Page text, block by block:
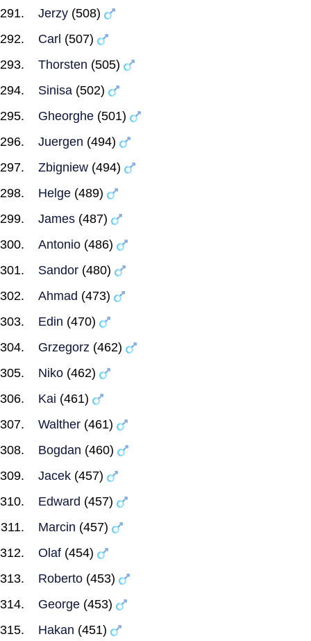
Jerzy (508)
Carl (507)
Thorsten (505)
Sinisa (502)
Gheorghe (501)
Juergen (494)
Zbigniew (494)
Helge (489)
James (487)
Antonio (486)
Sandor (480)
Ahmad (473)
Edin (470)
Grzegorz (462)
Niko (462)
Kai (461)
Walther (461)
Bogdan (460)
Jacek (457)
Edward (457)
Marcin (457)
Olaf (454)
Roberto (453)
George (453)
Hakan (451)